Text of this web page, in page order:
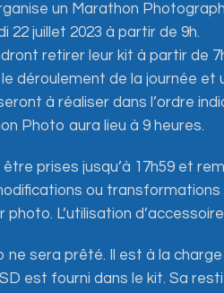
un Marathon
22 juillet 2023 à partir de 9h.
retirer leur kit à partir de
déroulement de la journée
à réaliser dans l’ordre
Photo aura lieu à 9 heures.
prises jusqu’à 17h59 et
ou
L’utilisation
ne sera prêté. Il est à la
est fourni dans le kit. Sa